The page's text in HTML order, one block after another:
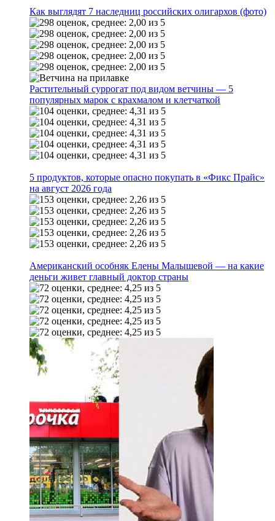
Как выглядят 7 наследниц российских олигархов (фото)
Растительный суррогат под видом ветчины — 5
популярных марок с крахмалом и клетчаткой
5 продуктов, которые опасно покупать в «Фикс Прайс»
на август 2026 года
Американский особняк Елены Малышевой — на какие
деньги живет главный доктор страны